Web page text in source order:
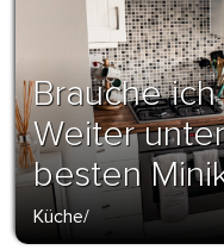
Brauche
Weiter
besten
Küche/